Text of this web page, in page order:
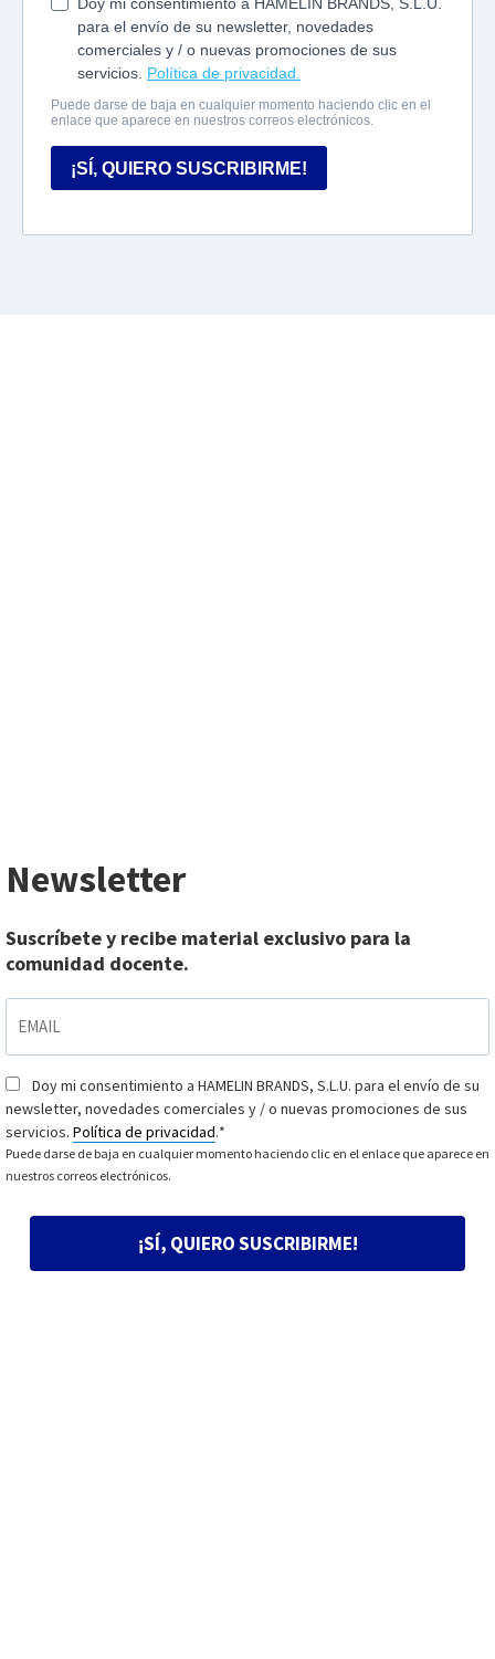
Newsletter
Suscríbete y recibe material exclusivo para la
comunidad docente.
Consentimiento*
Doy mi consentimiento a HAMELIN BRANDS, S.L.U. para el envío de su
newsletter, novedades comerciales y / o nuevas promociones de sus
servicios. Política de privacidad.*
Puede darse de baja en cualquier momento haciendo clic en el enlace que aparece en
nuestros correos electrónicos.